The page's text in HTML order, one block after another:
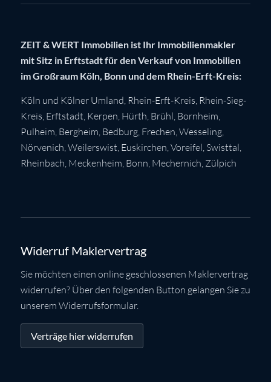
ZEIT & WERT Immobilien ist Ihr Immobilienmakler
mit Sitz in Erftstadt für den Verkauf von Immobilien
im Großraum Köln, Bonn und dem Rhein-Erft-Kreis:
Köln und Kölner Umland, Rhein-Erft-Kreis, Rhein-Sieg-
Kreis, Erftstadt, Kerpen, Hürth, Brühl, Bornheim,
Pulheim, Bergheim, Bedburg, Frechen,Wesseling,
Nörvenich,Weilerswist, Euskirchen, Voreifel, Swisttal,
Rheinbach, Meckenheim, Bonn, Mechernich, Zülpich
Widerruf Maklervertrag
Sie möchten einen online geschlossenen Maklervertrag
widerrufen? Über den folgenden Button gelangen Sie zu
unserem Widerrufsformular.
Verträge hier widerrufen